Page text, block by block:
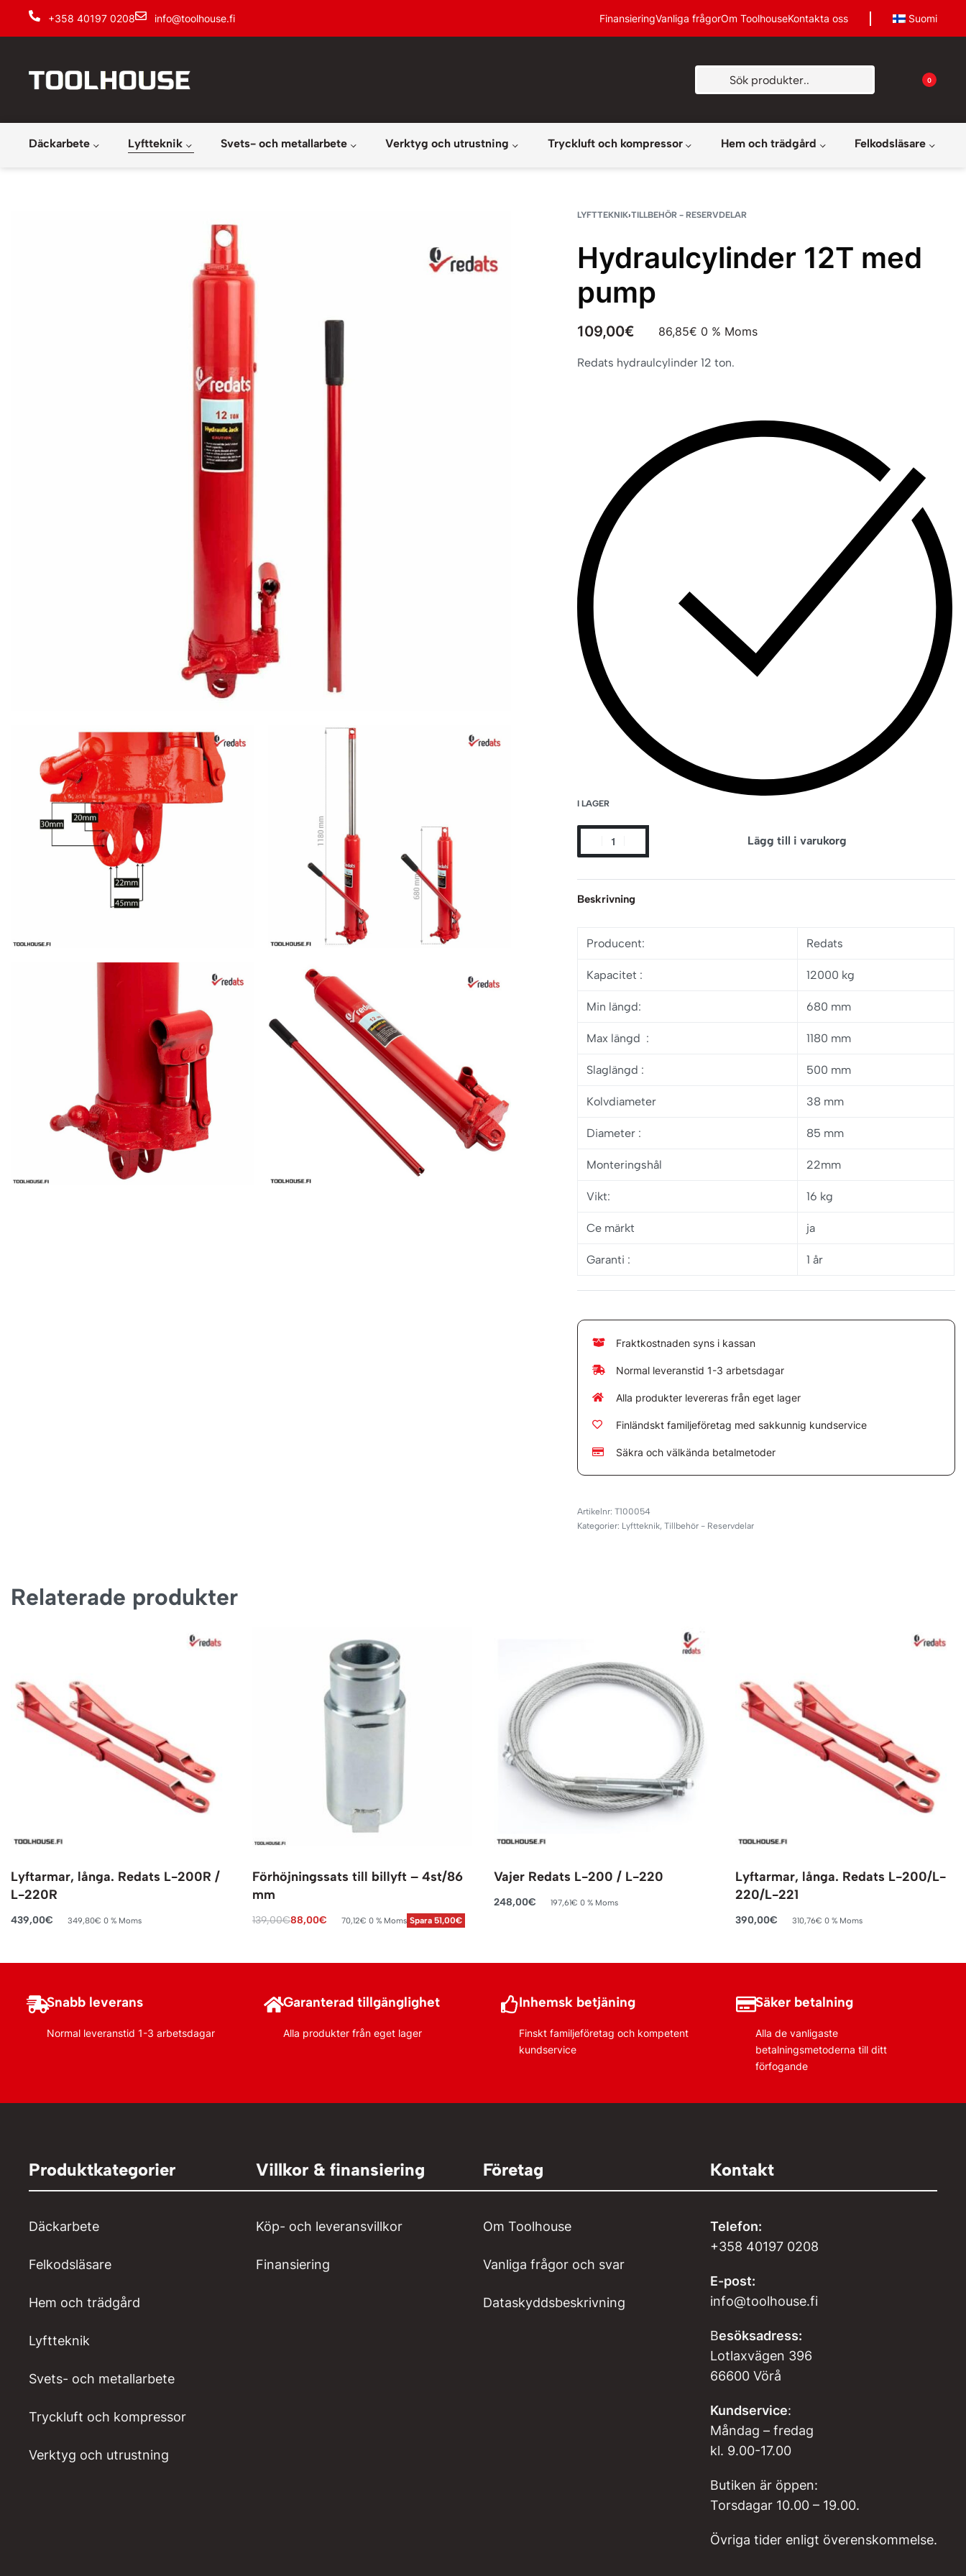
+358 40197 0208 info@toolhouse.fi FinansieringVanliga frågorOm ToolhouseKontakta oss Suomi
0
Däckarbete Lyftteknik Svets- och metallarbete Verktyg och utrustning Tryckluft och kompressor Hem och trädgård Felkodsläsare
LYFTTEKNIK›TILLBEHÖR - RESERVDELAR
Hydraulcylinder 12T med
pump
109,00€ 86,85€ 0 % Moms
Redats hydraulcylinder 12 ton.
I LAGER
Lägg till i varukorg
Beskrivning
Producent: Redats
Kapacitet : 12000 kg
Min längd: 680 mm
Max längd : 1180 mm
Slaglängd : 500 mm
Kolvdiameter 38 mm
Diameter : 85 mm
Monteringshål 22mm
Vikt: 16 kg
Ce märkt ja
Garanti : 1 år
Fraktkostnaden syns i kassan
Normal leveranstid 1-3 arbetsdagar
Alla produkter levereras från eget lager
Finländskt familjeföretag med sakkunnig kundservice
Säkra och välkända betalmetoder
T100054
Kategorier: Lyftteknik,Tillbehör - Reservdelar
Relaterade produkter
Lyftarmar, långa. Redats L-200R /
L-220R
439,00€ 349,80€ 0 % Moms
Förhöjningssats till billyft – 4st/86
mm
139,00€88,00€ 70,12€ 0 % Moms Spara 51,00€
Vajer Redats L-200 / L-220
248,00€ 197,61€ 0 % Moms
Lyftarmar, långa. Redats L-200/L-
220/L-221
390,00€ 310,76€ 0 % Moms
Snabb leverans
Normal leveranstid 1-3 arbetsdagar
Garanterad tillgänglighet
Alla produkter från eget lager
Inhemsk betjäning
Finskt familjeföretag och kompetent
kundservice
Säker betalning
Alla de vanligaste
betalningsmetoderna till ditt
förfogande
Produktkategorier
Däckarbete
Felkodsläsare
Hem och trädgård
Lyftteknik
Svets- och metallarbete
Tryckluft och kompressor
Verktyg och utrustning
Villkor & finansiering
Köp- och leveransvillkor
Finansiering
Företag
Om Toolhouse
Vanliga frågor och svar
Dataskyddsbeskrivning
Kontakt
Telefon:
+358 40197 0208
E-post:
info@toolhouse.fi
Besöksadress:
Lotlaxvägen 396
66600 Vörå
Kundservice:
Måndag – fredag
kl. 9.00-17.00
Butiken är öppen:
Torsdagar 10.00 – 19.00.
Övriga tider enligt överenskommelse.